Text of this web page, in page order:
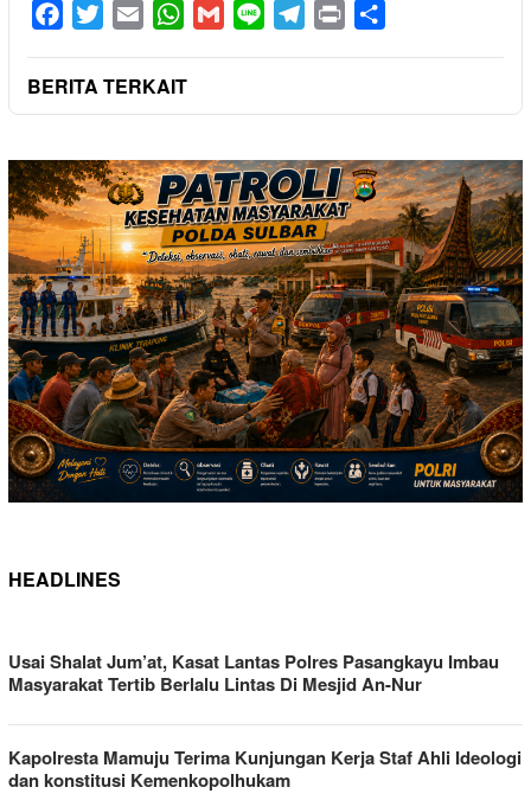
Facebook
Twitter Email WhatsApp
Gmail Line Telegram
Print
BERITA TERKAIT
HEADLINES
WWW.POLISIKU.CO.ID
Usai Shalat Jum’at, Kasat Lantas Polres Pasangkayu Imbau
Masyarakat Tertib Berlalu Lintas Di Mesjid An-Nur
Kapolresta Mamuju Terima Kunjungan Kerja Staf Ahli Ideologi
dan konstitusi Kemenkopolhukam